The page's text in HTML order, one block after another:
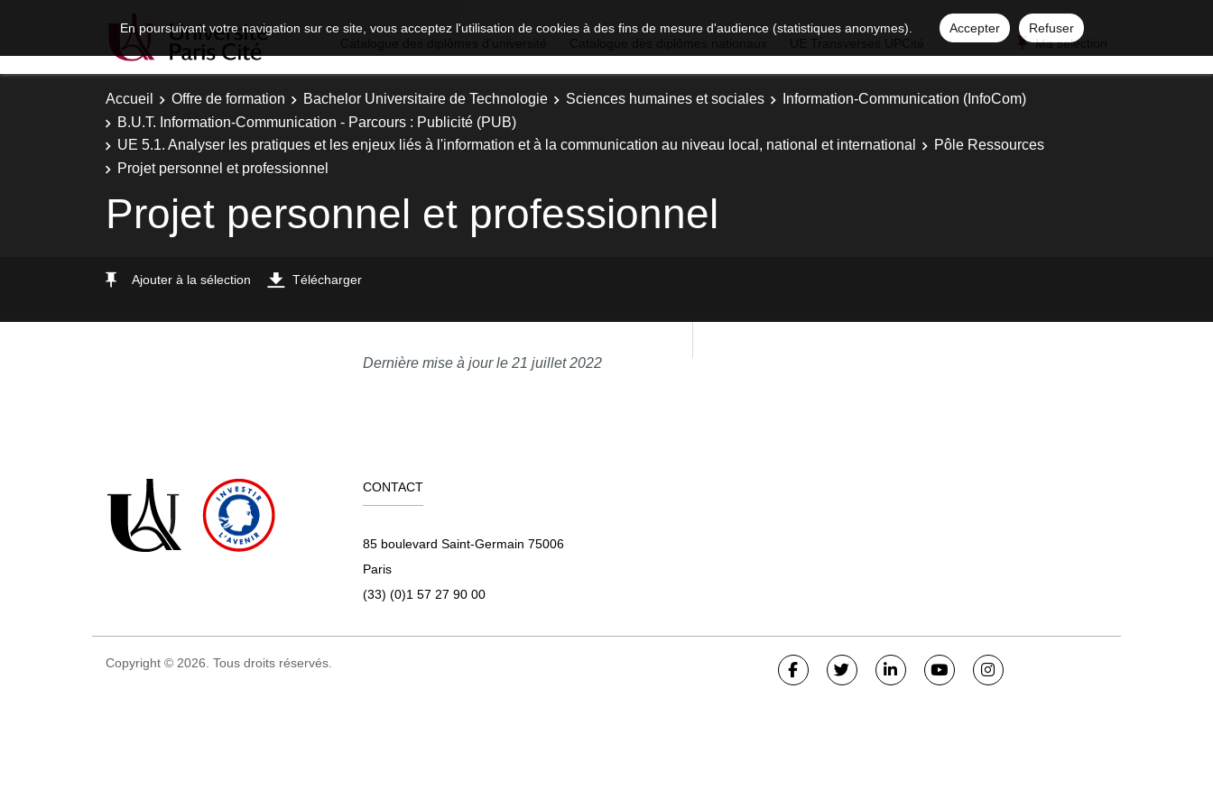
En poursuivant votre navigation sur ce site, vous acceptez l'utilisation de cookies à des fins de mesure d'audience (statistiques anonymes). Accepter
Refuser
Ma sélection
Accueil Offre de formation Bachelor Universitaire de Technologie Sciences humaines et sociales
Information-Communication (InfoCom)
B.U.T. Information-Communication - Parcours : Publicité (PUB)
UE 5.1. Analyser les pratiques et les enjeux liés à l'information et à la communication au niveau local, national et international
Pôle Ressources
Projet personnel et professionnel
Projet personnel et professionnel
Ajouter à la sélection Télécharger
Dernière mise à jour le 21 juillet 2022
CONTACT
85 boulevard Saint-Germain 75006
Paris
(33) (0)1 57 27 90 00
Copyright © 2026. Tous droits réservés.